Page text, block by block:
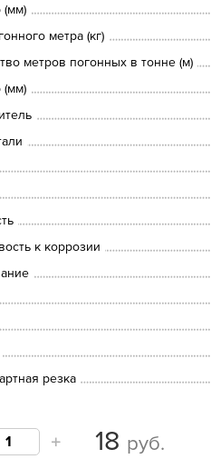
(мм)
метра (кг)
метров погонных в тонне (м)
(мм)
к коррозии
резка
18 руб.